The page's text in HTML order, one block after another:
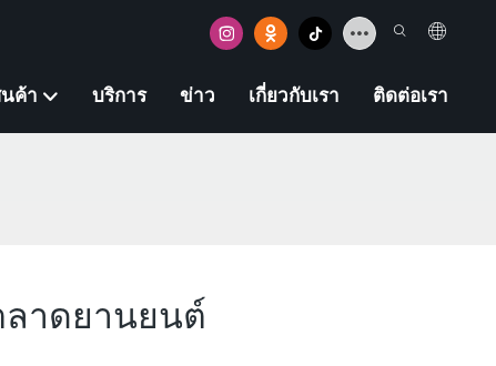
ค้า บริการ ข่าว เกี่ยวกับเรา ติดต่อเรา
าดยานยนต์